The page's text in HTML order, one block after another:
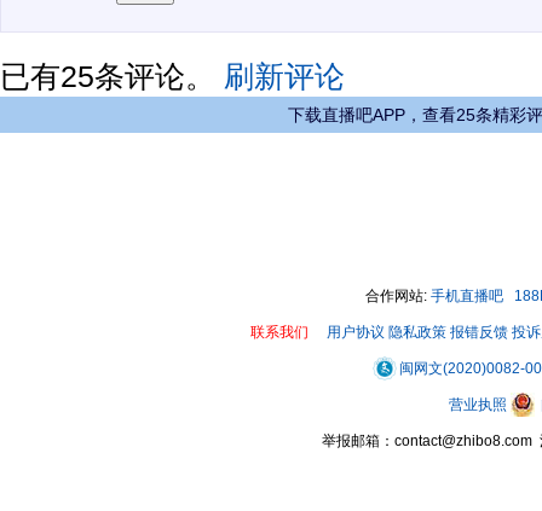
已有25条评论。 刷新评论
下载直播吧APP，查看25条精彩
合作网站: 手机直播吧
联系我们 用户协议 隐私政策 报错反馈 投
闽网文(2020)0082-
营业执照
举报邮箱：